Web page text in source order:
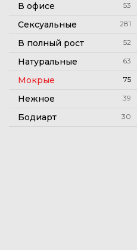
В офисе 53
Сексуальные 281
В полный рост 52
Натуральные 63
Мокрые 75
Нежное 39
Бодиарт 30